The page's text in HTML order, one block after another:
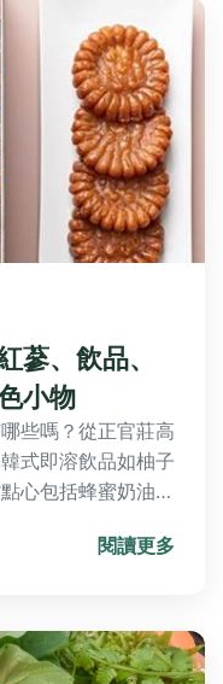
蔘、飲品、
小物
些嗎？從正官莊高
式即溶飲品如柚子
心包括蜂蜜奶油果
品如泡菜和麻油；
閱讀更多